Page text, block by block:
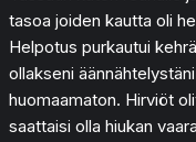
tasoa joiden kautta oli
Helpotus purkautui
ollakseni
huomaamaton. Hirviöt
saattaisi olla hiukan